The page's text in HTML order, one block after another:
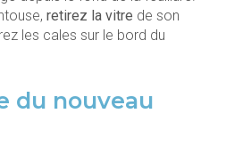
retirez la vitre de son
les cales sur le bord du
du nouveau